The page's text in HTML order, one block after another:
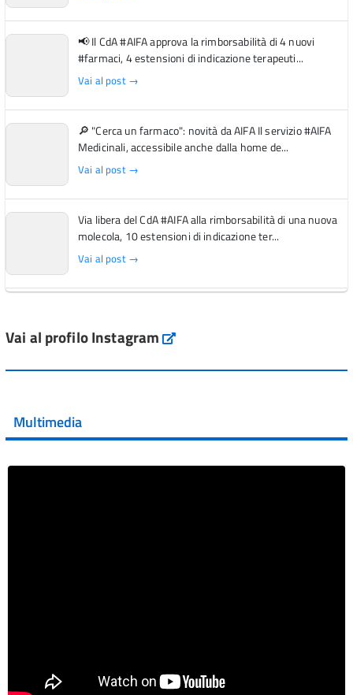
📢 Il CdA #AIFA approva la rimborsabilità di 4 nuovi
#farmaci, 4 estensioni di indicazione terapeuti...
Vai al post →
🔎 "Cerca un farmaco": novità da AIFA Il servizio #AIFA
Medicinali, accessibile anche dalla home de...
Vai al post →
Via libera del CdA #AIFA alla rimborsabilità di una nuova
molecola, 10 estensioni di indicazione ter...
Vai al post →
Vai al post →
Vai al post →
Vai al profilo Instagram Instagram
Multimedia